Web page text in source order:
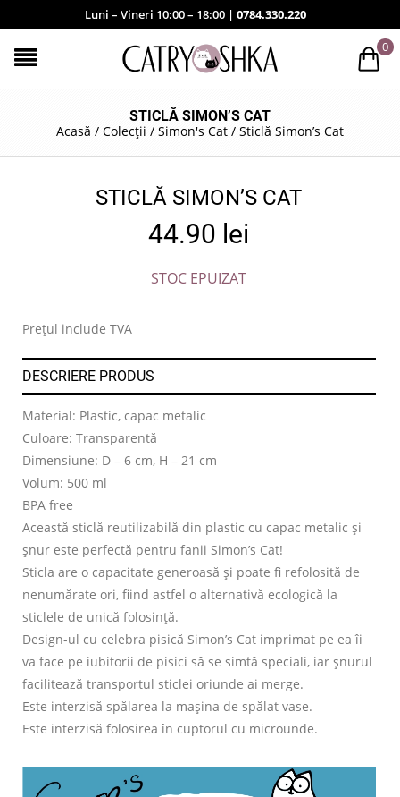
Luni – Vineri 10:00 – 18:00 | 0784.330.220
0
STICLĂ SIMON’S CAT
Acasă / Colecții / Simon's Cat / Sticlă Simon’s Cat
STICLĂ SIMON’S CAT
44.90 lei
STOC EPUIZAT
Prețul include TVA
DESCRIERE PRODUS
Material: Plastic, capac metalic
Culoare: Transparentă
Dimensiune: D – 6 cm, H – 21 cm
Volum: 500 ml
BPA free
Această sticlă reutilizabilă din plastic cu capac metalic și
șnur este perfectă pentru fanii Simon’s Cat!
Sticla are o capacitate generoasă și poate fi refolosită de
nenumărate ori, fiind astfel o alternativă ecologică la
sticlele de unică folosință.
Design-ul cu celebra pisică Simon’s Cat imprimat pe ea îi
va face pe iubitorii de pisici să se simtă speciali, iar șnurul
facilitează transportul sticlei oriunde ai merge.
Este interzisă spălarea la mașina de spălat vase.
Este interzisă folosirea în cuptorul cu microunde.